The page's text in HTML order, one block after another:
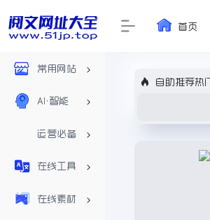
常用网站
AI•智能
运营必备
在线工具
在线素材
首页
自助推荐热门